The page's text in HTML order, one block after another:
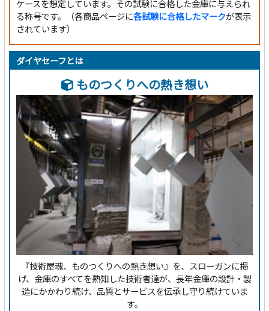
ケースを想定しています。その試験に合格した金庫に与えられ
る称号です。（各商品ページに各試験に合格したマークが表示
されています）
ダイヤセーフとは
ものつくりへの熱き想い
『技術屋魂、ものつくりへの熱き想い』を、スローガンに掲
げ、金庫のすべてを熟知した技術者達が、長年金庫の設計・製
造にかかわり続け、品質とサービスを伝承し守り続けていま
す。